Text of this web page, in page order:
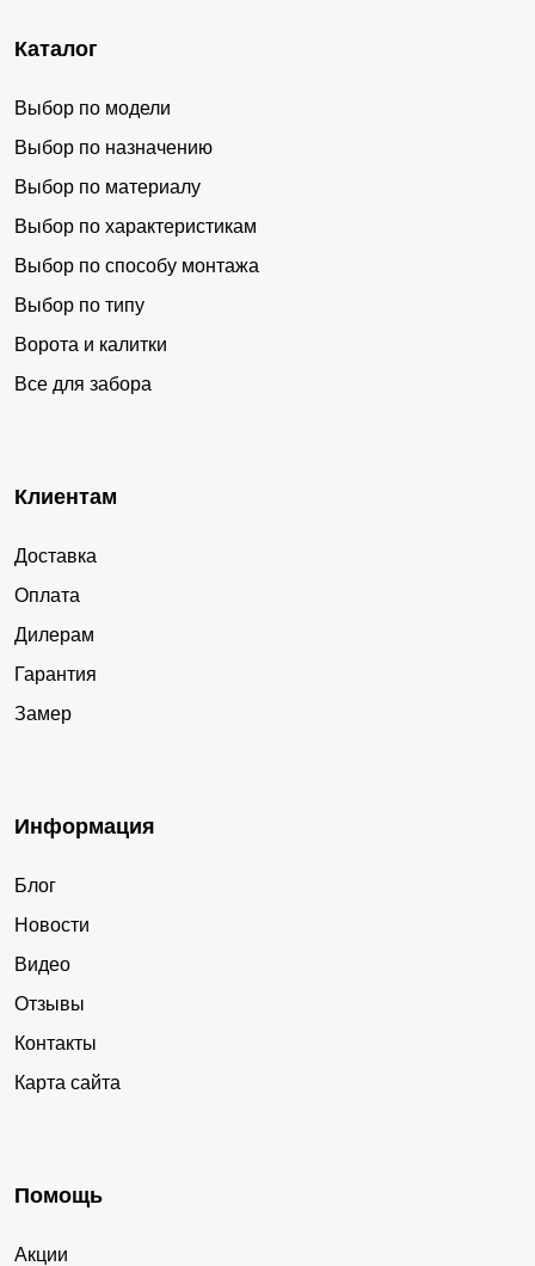
Каталог
Выбор по модели
Выбор по назначению
Выбор по материалу
Выбор по характеристикам
Выбор по способу монтажа
Выбор по типу
Ворота и калитки
Все для забора
Клиентам
Доставка
Оплата
Дилерам
Гарантия
Замер
Информация
Блог
Новости
Видео
Отзывы
Контакты
Карта сайта
Помощь
Акции